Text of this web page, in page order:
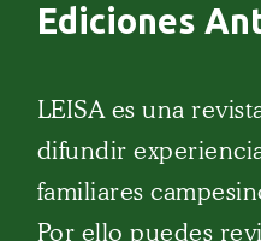
Ediciones
LEISA es una
difundir
familiares
Por ello puedes